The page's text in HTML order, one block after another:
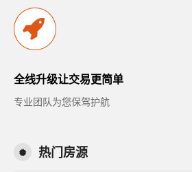
全线升级让交易更简单
专业团队为您保驾护航
热门房源